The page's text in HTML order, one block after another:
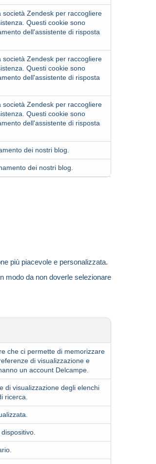
societàZendesk per raccogliere
Questi cookie sono
dell'assistente di risposta
societàZendesk per raccogliere
Questi cookie sono
dell'assistente di risposta
societàZendesk per raccogliere
Questi cookie sono
dell'assistente di risposta
dei nostri blog.
dei nostri blog.
più piacevole e personalizzata.
modo da non doverle selezionare
che ci permette di memorizzare
di visualizzazione e
un account Delcampe.
di visualizzazione degli elenchi
ricerca.